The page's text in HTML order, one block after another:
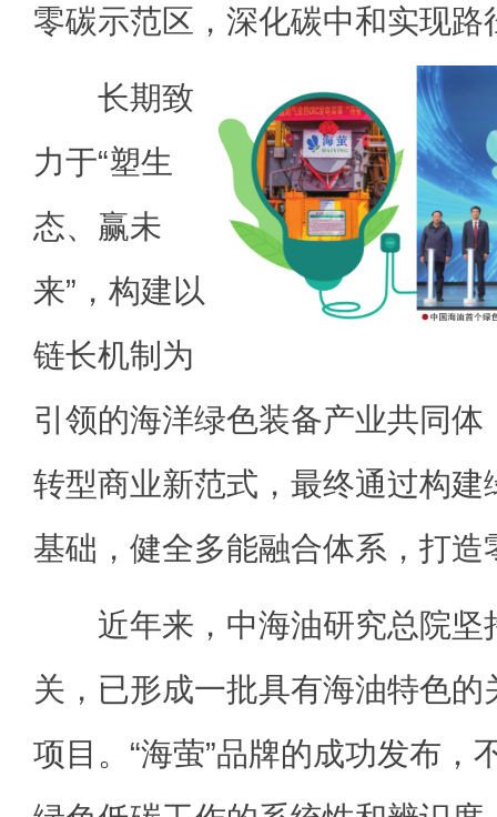
零碳示范区，深化碳中和实现路
长期致
力于“塑生
态、赢未
来”，构建以
链长机制为
引领的海洋绿色装备产业共同
转型商业新范式，最终通过构建
基础，健全多能融合体系，打造
近年来，中海油研究总院坚
关，已形成一批具有海油特色
项目。“海萤”品牌的成功发布，